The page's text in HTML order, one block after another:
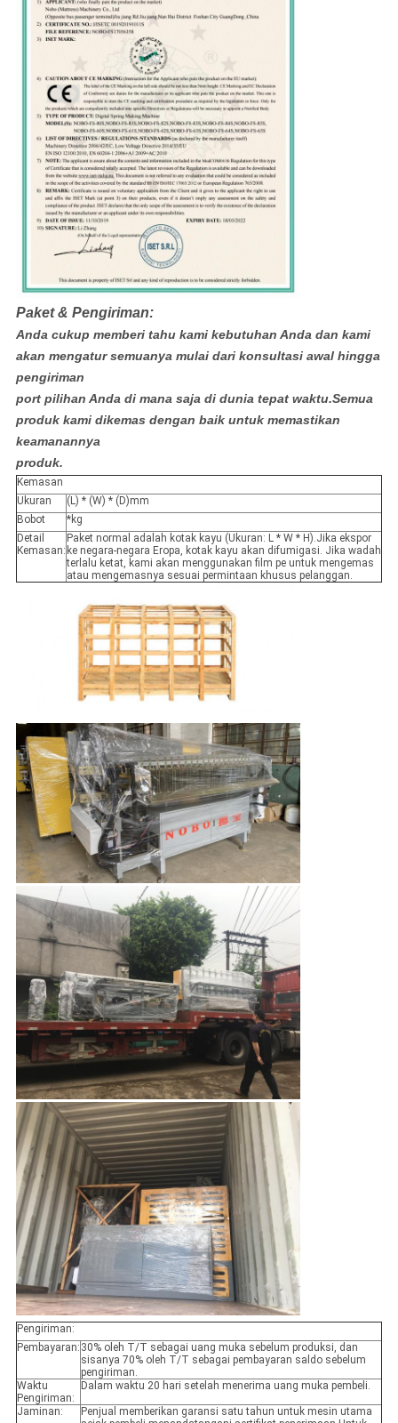
Paket & Pengiriman:
Anda cukup memberi tahu kami kebutuhan Anda dan kami
akan mengatur semuanya mulai dari konsultasi awal hingga
pengiriman
port pilihan Anda di mana saja di dunia tepat waktu.Semua
produk kami dikemas dengan baik untuk memastikan
keamanannya
produk.
Kemasan
Ukuran
(L) * (W) * (D)mm
Bobot
*kg
Detail
Kemasan:
Paket normal adalah kotak kayu (Ukuran: L * W * H).Jika ekspor
ke negara-negara Eropa, kotak kayu akan difumigasi. Jika wadah
terlalu ketat, kami akan menggunakan film pe untuk mengemas
atau mengemasnya sesuai permintaan khusus pelanggan.
Pengiriman:
Pembayaran: 30% oleh T/T sebagai uang muka sebelum produksi, dan
sisanya 70% oleh T/T sebagai pembayaran saldo sebelum
pengiriman.
Waktu
Pengiriman:
Dalam waktu 20 hari setelah menerima uang muka pembeli.
Jaminan:
Penjual memberikan garansi satu tahun untuk mesin utama